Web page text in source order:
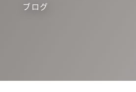
ブログ